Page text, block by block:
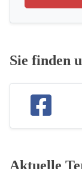
Sie finden
Aktuelle